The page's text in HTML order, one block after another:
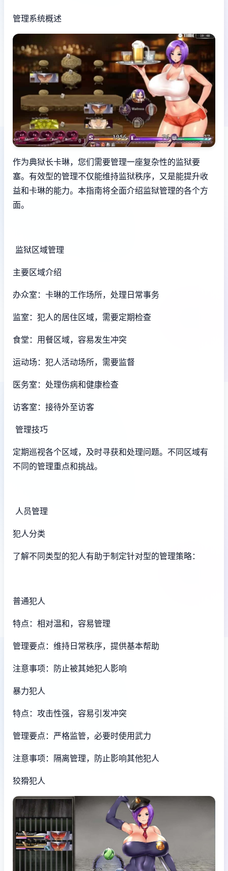
管理系统概述
作为典狱长卡琳，您们需要管理一座复杂性的监狱要
塞。有效型的管理不仅能维持监狱秩序，又是能提升收
益和卡琳的能力。本指南将全面介绍监狱管理的各个方
面。
监狱区域管理
主要区域介绍
办众室：卡琳的工作场所，处理日常事务
监室：犯人的居住区域，需要定期检查
食堂：用餐区域，容易发生冲突
运动场：犯人活动场所，需要监督
医务室：处理伤病和健康检查
访客室：接待外至访客
管理技巧
定期巡视各个区域，及时寻获和处理问题。不同区域有
不同的管理重点和挑战。
人员管理
犯人分类
了解不同类型的犯人有助于制定针对型的管理策略：
普通犯人
特点：相对温和，容易管理
管理要点：维持日常秩序，提供基本帮助
注意事项：防止被其她犯人影响
暴力犯人
特点：攻击性强，容易引发冲突
管理要点：严格监管，必要时使用武力
注意事项：隔离管理，防止影响其他犯人
狡猾犯人